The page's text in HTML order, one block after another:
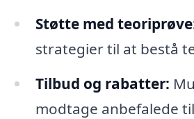
Støtte med
strategier til at bestå
Tilbud og rabatter:
modtage anbefalede